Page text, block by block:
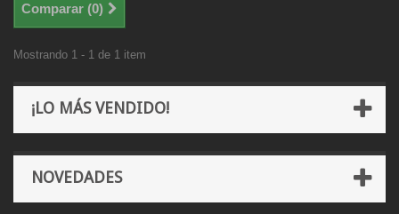
Comparar (0)
Mostrando 1 - 1 de 1 item
¡LO MÁS VENDIDO!
NOVEDADES